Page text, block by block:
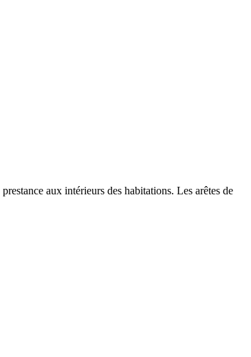
aux intérieurs des habitations. Les arêtes de